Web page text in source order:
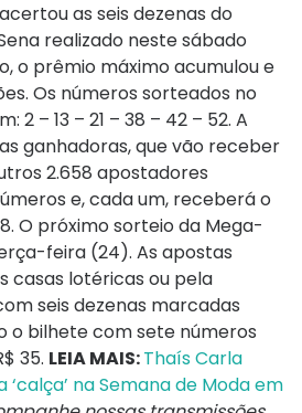
as seis dezenas do
realizado neste sábado
o prêmio máximo acumulou e
Os números sorteados no
2 – 13 – 21 – 38 – 42 – 52. A
ganhadoras, que vão receber
2.658 apostadores
e, cada um, receberá o
O próximo sorteio da Mega-
feira (24). As apostas
casas lotéricas ou pela
seis dezenas marcadas
o bilhete com sete números
35. LEIA MAIS:Thaís Carla
na Semana de Moda em